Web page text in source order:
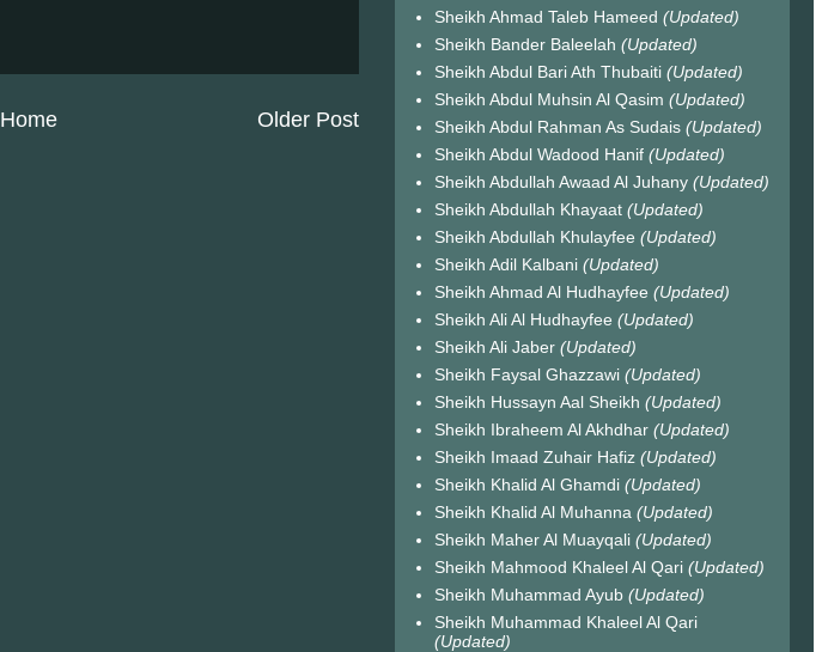
Older Post
Home
Sheikh Ahmad Taleb Hameed (Updated)
Sheikh Bander Baleelah (Updated)
Sheikh Abdul Bari Ath Thubaiti (Updated)
Sheikh Abdul Muhsin Al Qasim (Updated)
Sheikh Abdul Rahman As Sudais (Updated)
Sheikh Abdul Wadood Hanif (Updated)
Sheikh Abdullah Awaad Al Juhany (Updated)
Sheikh Abdullah Khayaat (Updated)
Sheikh Abdullah Khulayfee (Updated)
Sheikh Adil Kalbani (Updated)
Sheikh Ahmad Al Hudhayfee (Updated)
Sheikh Ali Al Hudhayfee (Updated)
Sheikh Ali Jaber (Updated)
Sheikh Faysal Ghazzawi (Updated)
Sheikh Hussayn Aal Sheikh (Updated)
Sheikh Ibraheem Al Akhdhar (Updated)
Sheikh Imaad Zuhair Hafiz (Updated)
Sheikh Khalid Al Ghamdi (Updated)
Sheikh Khalid Al Muhanna (Updated)
Sheikh Maher Al Muayqali (Updated)
Sheikh Mahmood Khaleel Al Qari (Updated)
Sheikh Muhammad Ayub (Updated)
Sheikh Muhammad Khaleel Al Qari
(Updated)